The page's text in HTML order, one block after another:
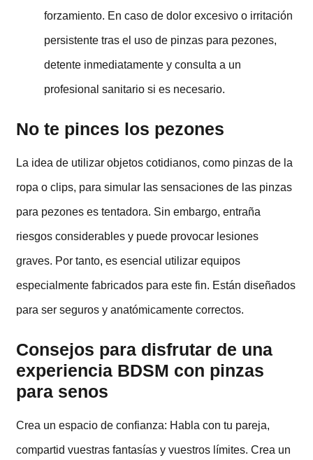
forzamiento. En caso de dolor excesivo o irritación
persistente tras el uso de pinzas para pezones,
detente inmediatamente y consulta a un
profesional sanitario si es necesario.
No te pinces los pezones
La idea de utilizar objetos cotidianos, como pinzas de la
ropa o clips, para simular las sensaciones de las pinzas
para pezones es tentadora. Sin embargo, entraña
riesgos considerables y puede provocar lesiones
graves. Por tanto, es esencial utilizar equipos
especialmente fabricados para este fin. Están diseñados
para ser seguros y anatómicamente correctos.
Consejos para disfrutar de una
experiencia BDSM con pinzas
para senos
Crea un espacio de confianza: Habla con tu pareja,
compartid vuestras fantasías y vuestros límites. Crea un